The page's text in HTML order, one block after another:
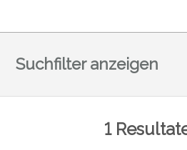
Suchfilter anzeigen
1